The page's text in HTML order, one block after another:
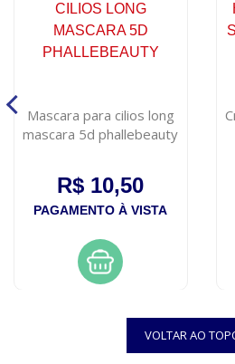
Mascara para cilios long
mascara 5d phallebeauty
R$ 10,50
PAGAMENTO À VISTA
VOLTAR AO